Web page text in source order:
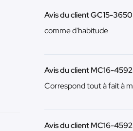
Avis du client GC15-3650
comme d'habitude
Avis du client MC16-4592
Correspond tout à fait à
Avis du client MC16-4592